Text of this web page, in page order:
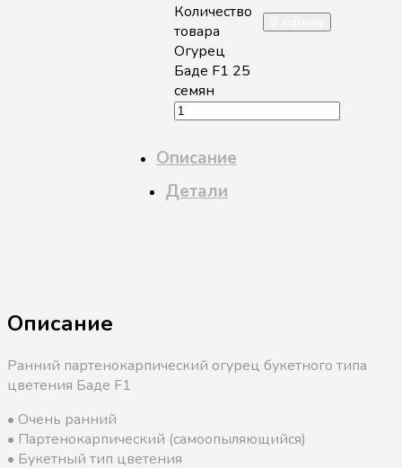
Количество
товара
Огурец
Баде F1 25
семян
Описание
Детали
Описание
Ранний партенокарпический огурец букетного типа
цветения Баде F1
• Очень ранний
• Партенокарпический (самоопыляющийся)
• Букетный тип цветения